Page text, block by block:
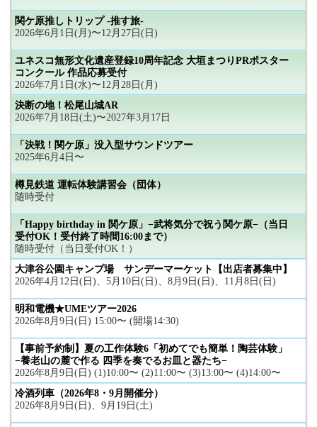
関ケ原推しトリップ -推す旅-
2026年6月1日(月)〜12月27日(日)
ユネスコ無形文化遺産登録10周年記念 大垣まつりPRポスター
コンクール 作品応募受付
2026年7月1日(水)〜12月28日(月)
決断の地！松尾山城AR
2026年7月18日(土)〜2027年3月17日
「決戦！関ケ原」没入型サウンドツアー
2025年6月4日〜
樽見鉄道 運転体験講習会（団体）
随時受付
「Happy birthday in 関ケ原」−武将気分で祝う関ケ原−（当日
受付OK！受付終了時間16:00まで）
随時受付（当日受付OK！）
大津谷公園キャンプ場 サンデーマーケット【出店者募集中】
2026年4月12日(日)、5月10日(日)、8月9日(日)、11月8日(日)
明和電機★UMEツアー2026
2026年8月9日(日) 15:00〜 (開場14:30)
【事前予約制】夏の工作体験6「初めてでも簡単！陶芸体験」
−養老山の麓で作る 四季を奏でるお皿と器たち−
2026年8月9日(日) (1)10:00〜 (2)11:00〜 (3)13:00〜 (4)14:00〜
冷酒列車（2026年8・9月開催分）
2026年8月9日(日)、9月19日(土)